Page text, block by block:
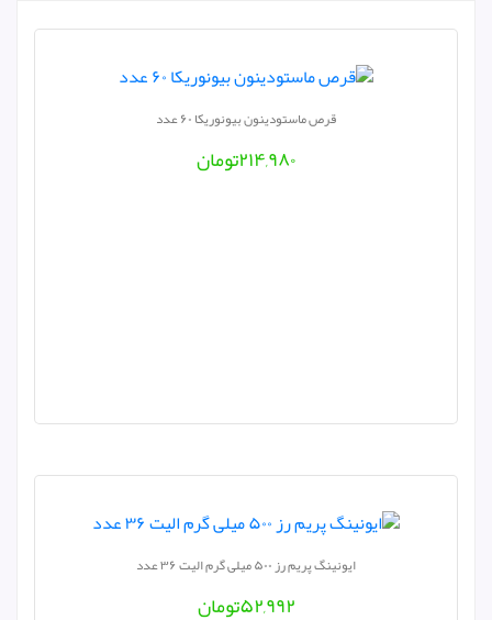
قرص ماستودینون بیونوریکا ۶۰ عدد
۲۱۴,۹۸۰تومان
ایونینگ پریم رز ۵۰۰ میلی گرم الیت ۳۶ عدد
۵۲,۹۹۲تومان